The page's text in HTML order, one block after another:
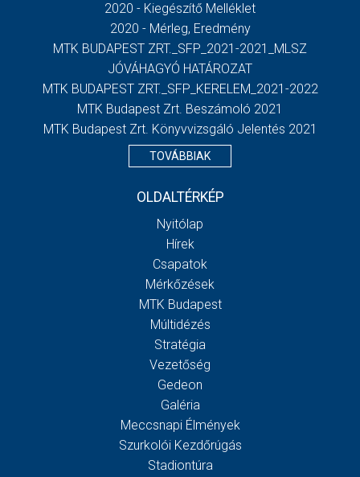
2020 - Kiegészítő Melléklet
2020 - Mérleg, Eredmény
MTK BUDAPEST ZRT._SFP_2021-2021_MLSZ
JÓVÁHAGYÓ HATÁROZAT
MTK BUDAPEST ZRT._SFP_KERELEM_2021-2022
MTK Budapest Zrt. Beszámoló 2021
MTK Budapest Zrt. Könyvvizsgáló Jelentés 2021
TOVÁBBIAK
OLDALTÉRKÉP
Nyitólap
Hírek
Csapatok
Mérkőzések
MTK Budapest
Múltidézés
Stratégia
Vezetőség
Gedeon
Galéria
Meccsnapi Élmények
Szurkolói Kezdőrúgás
Stadiontúra